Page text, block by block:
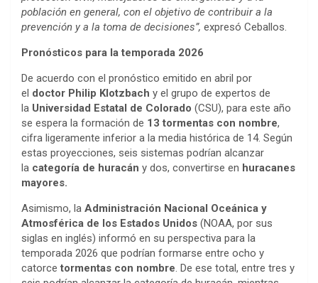
población en general, con el objetivo de contribuir a la
prevención y a la toma de decisiones”, expresó Ceballos.
Pronósticos para la temporada 2026
De acuerdo con el pronóstico emitido en abril por
el doctor Philip Klotzbach y el grupo de expertos de
la Universidad Estatal de Colorado (CSU), para este año
se espera la formación de 13 tormentas con nombre,
cifra ligeramente inferior a la media histórica de 14. Según
estas proyecciones, seis sistemas podrían alcanzar
la categoría de huracán y dos, convertirse en huracanes
mayores.
Asimismo, la Administración Nacional Oceánica y
Atmosférica de los Estados Unidos (NOAA, por sus
siglas en inglés) informó en su perspectiva para la
temporada 2026 que podrían formarse entre ocho y
catorcetormentas con nombre. De ese total, entre tres y